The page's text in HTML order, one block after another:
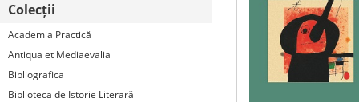
Colecții
Academia Practică
Antiqua et Mediaevalia
Bibliografica
Biblioteca de Istorie Literară